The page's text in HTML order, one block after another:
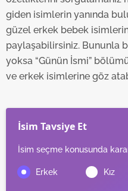
gösterilmeyecektir."
Sizlere daha iyi bir hizmet
Sitemizde kendimize ve
kullanılmaktadır. Bu
kılınması ve
reklam/pazarlama
giden isimlerin yanında
güzel erkek bebek
paylaşabilirsiniz. Bununla
yoksa “Günün İsmi”
ve erkek isimlerine göz
İsim Tavsiye Et
İsim seçme konusunda